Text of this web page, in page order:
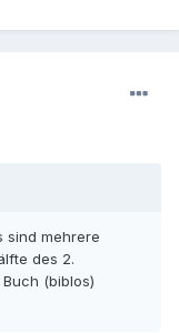
sind mehrere
des 2.
(biblos)